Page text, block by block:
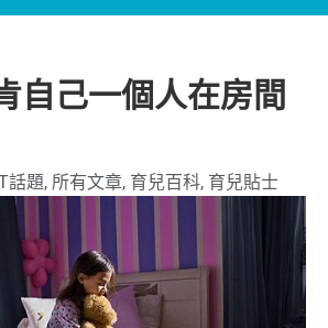
自己一個人在房間
話題, 所有文章, 育兒百科, 育兒貼士